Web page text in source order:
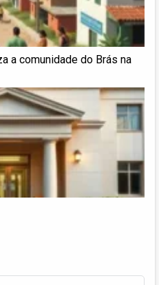
a comunidade do Brás na